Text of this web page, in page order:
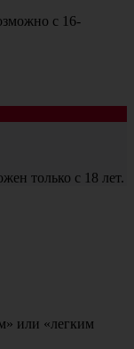
с 16-
только с 18 лет.
или «легким